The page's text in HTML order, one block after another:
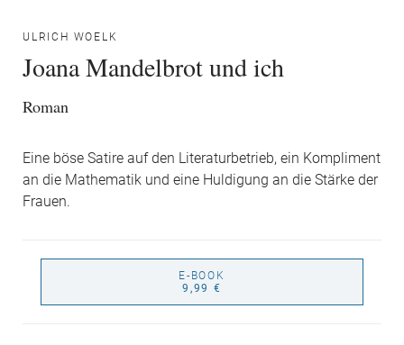
ULRICH WOELK
Joana Mandelbrot und ich
Roman
Eine böse Satire auf den Literaturbetrieb, ein Kompliment
an die Mathematik und eine Huldigung an die Stärke der
Frauen.
E-BOOK
9,99 €